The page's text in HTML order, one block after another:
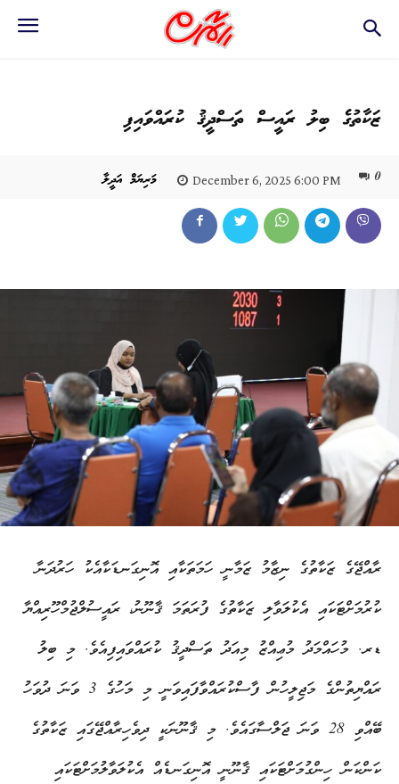
ޒަކާތުގެ ބިލު ރައީސް ތަސްދީޤު ކުރައްވައިފި
މަރިޔަމް އަދީލާ December 6, 2025 6:00 PM 0
ރާއްޖޭގެ ޒަކާތުގެ ނިޒާމު ޒަމާނީ ހަމަތަކާއި އޮނިގަނޑަކާއެކު ހަރުދަނާ
ކުރުމަށްޓަކައި އެކުލަވާލި ޒަކާތުގެ ފުރަތަމަ ޤާނޫނު، ރައީސުލްޖުމްހޫރިއްޔާ
ޑރ. މުހައްމަދު މުޢިއްޒު މިއަދު ތަސްދީޤު ކުރައްވައިފިއެވެ. މި ބިލު
ރައްޔިތުންގެ މަޖިލީހުން ފާސްކުރައްވާފައިވަނީ މި މަހުގެ 3 ވަނަ ދުވަހު
ބޭއްވި 28 ވަނަ ޖަލްސާގައެވެ. މި ޤާނޫނަކީ ދިވެހިރާއްޖޭގައި ޒަކާތުގެ
ކަންކަން ހިންގުމަށްޓަކައި ޤާނޫނީ އޮނިގަނޑެއް އެކުލަވާލުމަށްޓަކައި